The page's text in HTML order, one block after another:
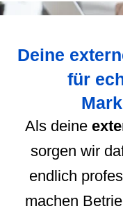
Deine
für
Als deine
sorgen wir
endlich
machen